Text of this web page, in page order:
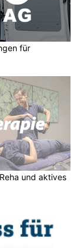
für
und aktives